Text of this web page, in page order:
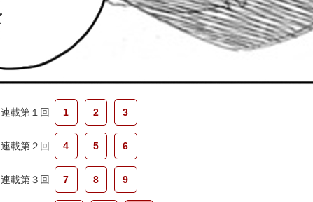
連載第１回 1 2 3
連載第２回 4 5 6
連載第３回 7 8 9